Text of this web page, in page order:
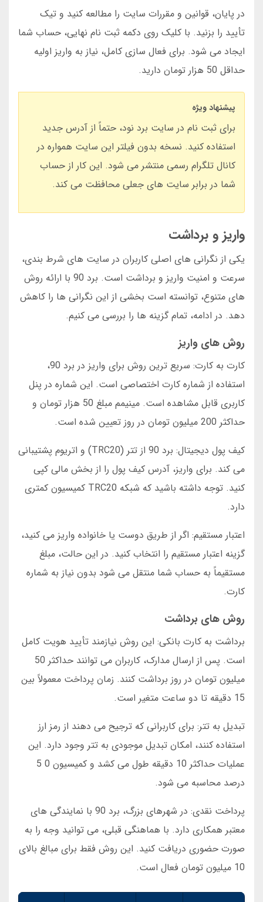
در پایان، قوانین و مقررات سایت را مطالعه کنید و تیک
تأیید را بزنید. با کلیک روی دکمه ثبت نام نهایی، حساب شما
ایجاد می شود. برای فعال سازی کامل، نیاز به واریز اولیه
حداقل 50 هزار تومان دارید.
پیشنهاد ویژه
برای ثبت نام در سایت برد نود، حتماً از آدرس جدید
استفاده کنید. نسخه بدون فیلتر این سایت همواره در
کانال تلگرام رسمی منتشر می شود. این کار از حساب
شما در برابر سایت های جعلی محافظت می کند.
واریز و برداشت
یکی از نگرانی های اصلی کاربران در سایت های شرط بندی،
سرعت و امنیت واریز و برداشت است. برد 90 با ارائه روش
های متنوع، توانسته است بخشی از این نگرانی ها را کاهش
دهد. در ادامه، تمام گزینه ها را بررسی می کنیم.
روش های واریز
کارت به کارت: سریع ترین روش برای واریز در برد 90،
استفاده از شماره کارت اختصاصی است. این شماره در پنل
کاربری قابل مشاهده است. مینیمم مبلغ 50 هزار تومان و
حداکثر 200 میلیون تومان در روز تعیین شده است.
کیف پول دیجیتال: برد 90 از تتر (TRC20) و اتریوم پشتیبانی
می کند. برای واریز، آدرس کیف پول را از بخش مالی کپی
کنید. توجه داشته باشید که شبکه TRC20 کمیسیون کمتری
دارد.
اعتبار مستقیم: اگر از طریق دوست یا خانواده واریز می کنید،
گزینه اعتبار مستقیم را انتخاب کنید. در این حالت، مبلغ
مستقیماً به حساب شما منتقل می شود بدون نیاز به شماره
کارت.
روش های برداشت
برداشت به کارت بانکی: این روش نیازمند تأیید هویت کامل
است. پس از ارسال مدارک، کاربران می توانند حداکثر 50
میلیون تومان در روز برداشت کنند. زمان پرداخت معمولاً بین
15 دقیقه تا دو ساعت متغیر است.
تبدیل به تتر: برای کاربرانی که ترجیح می دهند از رمز ارز
استفاده کنند، امکان تبدیل موجودی به تتر وجود دارد. این
عملیات حداکثر 10 دقیقه طول می کشد و کمیسیون 0 5
درصد محاسبه می شود.
پرداخت نقدی: در شهرهای بزرگ، برد 90 با نمایندگی های
معتبر همکاری دارد. با هماهنگی قبلی، می توانید وجه را به
صورت حضوری دریافت کنید. این روش فقط برای مبالغ بالای
10 میلیون تومان فعال است.